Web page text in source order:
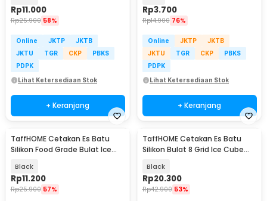
Rp11.000
Rp25.900 58%
Online JKTP
JKTB
JKTU
TGR CKP
PBKS
PDPK
Lihat Ketersediaan Stok
+ Keranjang
Rp3.700
Rp14.900 76%
Online JKTP
JKTB
JKTU
TGR CKP
PBKS
PDPK
Lihat Ketersediaan Stok
+ Keranjang
TaffHOME Cetakan Es Batu
Silikon Food Grade Bulat Ice
Black
Rp11.200
Rp25.900 57%
TaffHOME Cetakan Es Batu
Silikon Bulat 8 Grid Ice Cube
Black
Rp20.300
Rp42.900 53%